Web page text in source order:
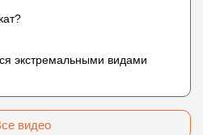
экстремальными видами
видео